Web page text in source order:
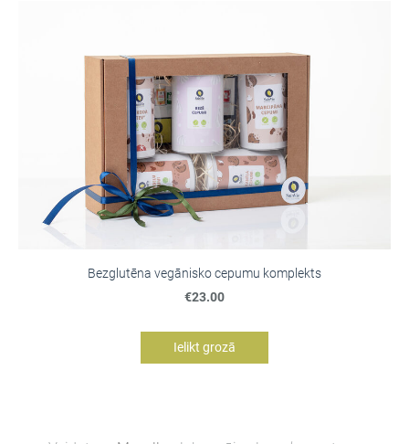
Bezglutēna vegānisko cepumu komplekts
€23.00
Ielikt grozā